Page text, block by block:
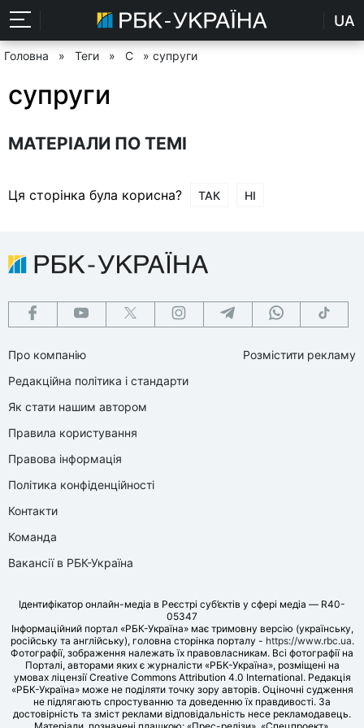
UA
Головна » Теги » С » супруги
супруги
МАТЕРІАЛИ ПО ТЕМІ
Ця сторінка була корисна? ТАК НІ
Про компанію
Редакційна політика і стандарти
Як стати нашим автором
Правила користування
Правова інформація
Політика конфіденційності
Контакти
Команда
Вакансії в РБК-Україна
Розмістити рекламу
Ідентифікатор онлайн-медіа в Реєстрі суб’єктів у сфері медіа — R40-
05347
Інформаційний портал «РБК-Україна» має тримовну версію (українську,
російську та англійську), головна сторінка порталу - https://www.rbc.ua.
Фотографії, зображення належать їх правовласникам. Всі фотографії на
Порталі, авторами яких є журналісти «РБК-Україна», розміщені на
умовах ліцензії Creative Commons Attribution 4.0 International. Редакція
«РБК-Україна» може не поділяти точку зору авторів. Оціночні судження
не підлягають спростуванню та доведенню їх правдивості. За
достовірність та зміст реклами відповідальність несе рекламодавець.